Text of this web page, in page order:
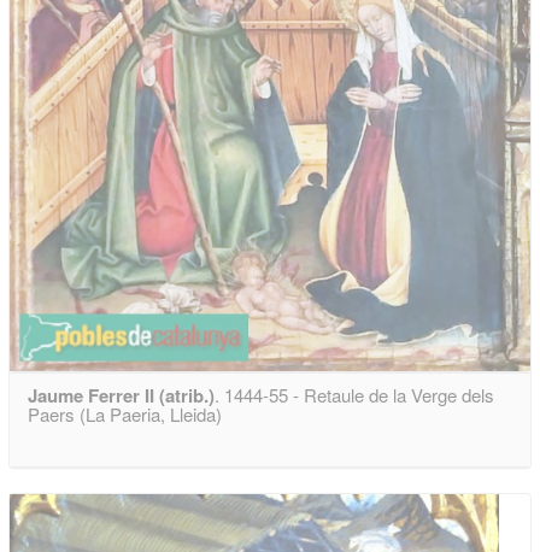
Jaume Ferrer II (atrib.). 1444-55 - Retaule de la Verge dels
Paers (La Paeria, Lleida)